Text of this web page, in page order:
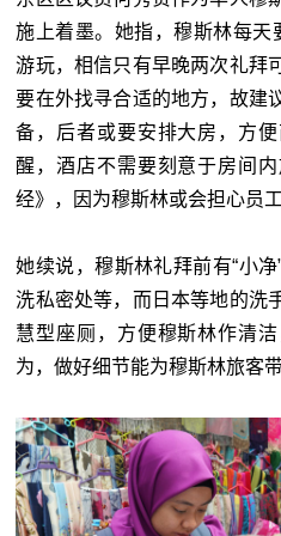
施上着墨。她指，穆斯林每
游玩，相信只有早晚两次礼拜
要在外找寻合适的地方，故建
备，后者或要安排大房，方
醒，酒店不需要刻意于房间
经》，因为穆斯林或会担心员
她续说，穆斯林礼拜前有“小
洗私密处等，而日本等地的洗
慧型座厕，方便穆斯林作清
为，做好细节能为穆斯林旅客